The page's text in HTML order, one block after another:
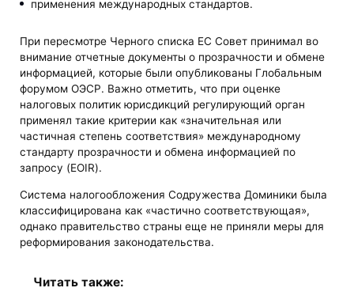
применения международных стандартов.
При пересмотре Черного списка ЕС Совет принимал во
внимание отчетные документы о прозрачности и обмене
информацией, которые были опубликованы Глобальным
форумом ОЭСР. Важно отметить, что при оценке
налоговых политик юрисдикций регулирующий орган
применял такие критерии как «значительная или
частичная степень соответствия» международному
стандарту прозрачности и обмена информацией по
запросу (EOIR).
Система налогообложения Содружества Доминики была
классифицирована как «частично соответствующая»,
однако правительство страны еще не приняли меры для
реформирования законодательства.
Читать также: